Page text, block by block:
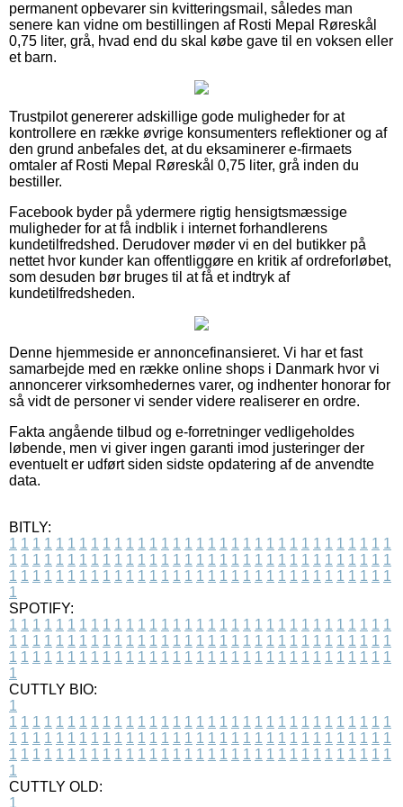
permanent opbevarer sin kvitteringsmail, således man
senere kan vidne om bestillingen af Rosti Mepal Røreskål
0,75 liter, grå, hvad end du skal købe gave til en voksen eller
et barn.
Trustpilot genererer adskillige gode muligheder for at
kontrollere en række øvrige konsumenters reflektioner og af
den grund anbefales det, at du eksaminerer e-firmaets
omtaler af Rosti Mepal Røreskål 0,75 liter, grå inden du
bestiller.
Facebook byder på ydermere rigtig hensigtsmæssige
muligheder for at få indblik i internet forhandlerens
kundetilfredshed. Derudover møder vi en del butikker på
nettet hvor kunder kan offentliggøre en kritik af ordreforløbet,
som desuden bør bruges til at få et indtryk af
kundetilfredsheden.
Denne hjemmeside er annoncefinansieret. Vi har et fast
samarbejde med en række online shops i Danmark hvor vi
annoncerer virksomhedernes varer, og indhenter honorar for
så vidt de personer vi sender videre realiserer en ordre.
Fakta angående tilbud og e-forretninger vedligeholdes
løbende, men vi giver ingen garanti imod justeringer der
eventuelt er udført siden sidste opdatering af de anvendte
data.
BITLY:
1 1 1 1 1 1 1 1 1 1 1 1 1 1 1 1 1 1 1 1 1 1 1 1 1 1 1 1 1 1 1 1 1
1 1 1 1 1 1 1 1 1 1 1 1 1 1 1 1 1 1 1 1 1 1 1 1 1 1 1 1 1 1 1 1 1
1 1 1 1 1 1 1 1 1 1 1 1 1 1 1 1 1 1 1 1 1 1 1 1 1 1 1 1 1 1 1 1 1
1
SPOTIFY:
1 1 1 1 1 1 1 1 1 1 1 1 1 1 1 1 1 1 1 1 1 1 1 1 1 1 1 1 1 1 1 1 1
1 1 1 1 1 1 1 1 1 1 1 1 1 1 1 1 1 1 1 1 1 1 1 1 1 1 1 1 1 1 1 1 1
1 1 1 1 1 1 1 1 1 1 1 1 1 1 1 1 1 1 1 1 1 1 1 1 1 1 1 1 1 1 1 1 1
1
CUTTLY BIO:
1
1 1 1 1 1 1 1 1 1 1 1 1 1 1 1 1 1 1 1 1 1 1 1 1 1 1 1 1 1 1 1 1 1
1 1 1 1 1 1 1 1 1 1 1 1 1 1 1 1 1 1 1 1 1 1 1 1 1 1 1 1 1 1 1 1 1
1 1 1 1 1 1 1 1 1 1 1 1 1 1 1 1 1 1 1 1 1 1 1 1 1 1 1 1 1 1 1 1 1
1
CUTTLY OLD:
1